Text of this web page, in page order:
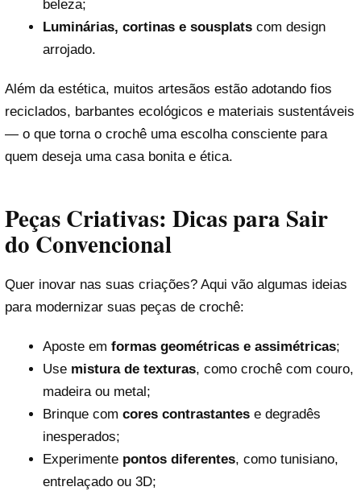
beleza;
Luminárias, cortinas e sousplatscom design
arrojado.
Além da estética, muitos artesãos estão adotando fios
reciclados, barbantes ecológicos e materiais sustentáveis
— o que torna o crochê uma escolha consciente para
quem deseja uma casa bonita e ética.
Peças Criativas: Dicas para Sair
do Convencional
Quer inovar nas suas criações? Aqui vão algumas ideias
para modernizar suas peças de crochê:
Aposte em formas geométricas e assimétricas;
Use mistura de texturas, como crochê com couro,
madeira ou metal;
Brinque com cores contrastantese degradês
inesperados;
Experimente pontos diferentes, como tunisiano,
entrelaçado ou 3D;